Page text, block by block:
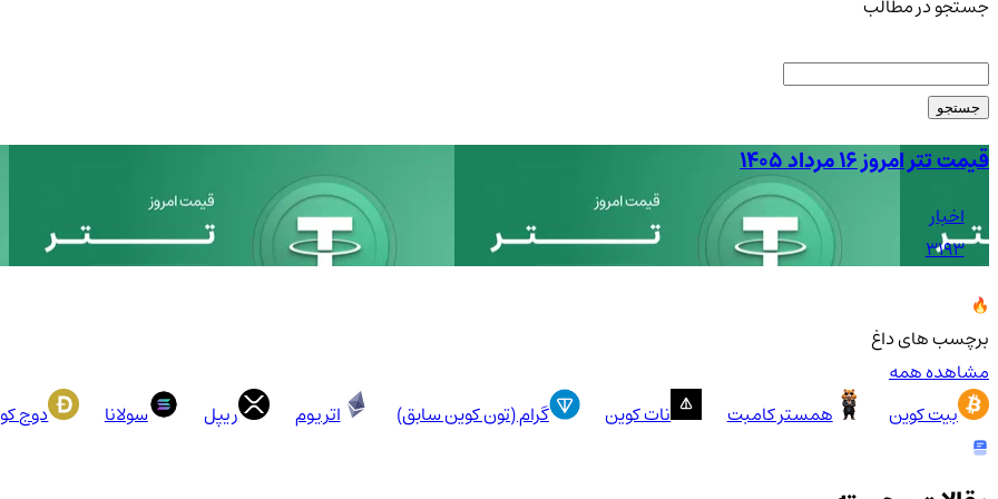
جستجو در مطالب
جستجو
قیمت تتر امروز ۱۶ مرداد ۱۴۰۵
اخبار
3193
برچسب های داغ
مشاهده همه
بیت کوین
همستر کامبت نات کوین گرام (تون کوین سابق) اتریوم ریپل سولانا دوج